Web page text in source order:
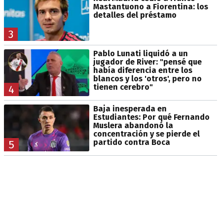
3
Mastantuono a Fiorentina: los
detalles del préstamo
4
Pablo Lunati liquidó a un
jugador de River: "pensé que
había diferencia entre los
blancos y los 'otros', pero no
tienen cerebro"
5
Baja inesperada en
Estudiantes: Por qué Fernando
Muslera abandonó la
concentración y se pierde el
partido contra Boca